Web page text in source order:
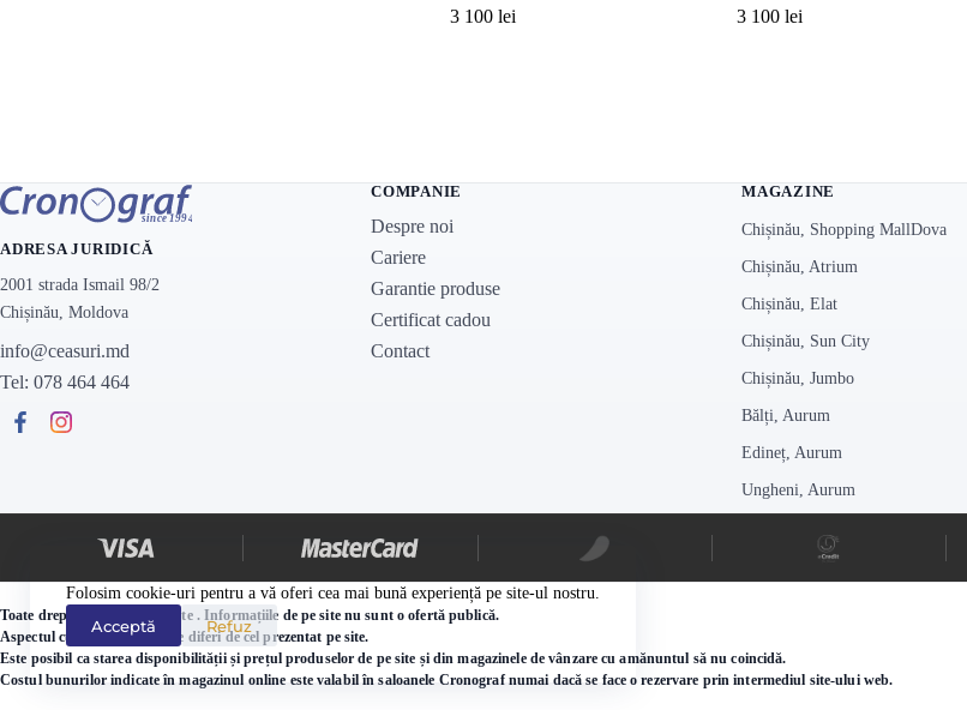
Folosim cookie-uri pentru a vă oferi cea mai bună experiență pe site-ul nostru.
Acceptă Refuz
3 100 lei
3 100lei
ADRESA JURIDICĂ
2001 strada Ismail 98/2
Chișinău, Moldova
info@ceasuri.md
Tel: 078 464 464
COMPANIE
Despre noi
Cariere
Garantie produse
Certificat cadou
Contact
MAGAZINE
Chișinău, Shopping MallDova
Chișinău, Atrium
Chișinău, Elat
Chișinău, Sun City
Chișinău, Jumbo
Bălți, Aurum
Edineț, Aurum
Ungheni, Aurum
Toate drepturile sunt protejate . Informațiile de pe site nu sunt o ofertă publică.
Aspectul cutiei ceasului poate diferi de cel prezentat pe site.
Este posibil ca starea disponibilității și prețul produselor de pe site și din magazinele de vânzare cu amănuntul să nu coincidă.
Costul bunurilor indicate în magazinul online este valabil în saloanele Cronograf numai dacă se face o rezervare prin intermediul site-ului web.